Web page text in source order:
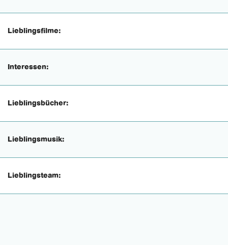
Lieblingsfilme:
Interessen:
Lieblingsbücher:
Lieblingsmusik:
Lieblingsteam: